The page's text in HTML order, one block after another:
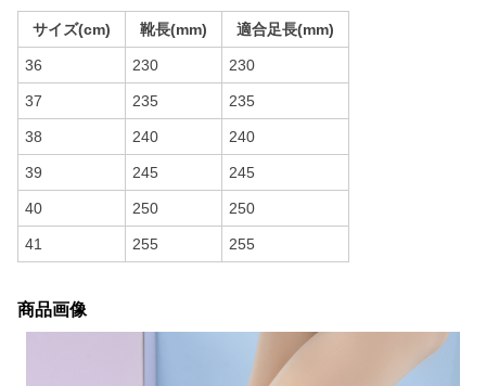
サイズ(cm) 靴長(mm) 適合足長(mm)
36 230 230
37 235 235
38 240 240
39 245 245
40 250 250
41 255 255
商品画像